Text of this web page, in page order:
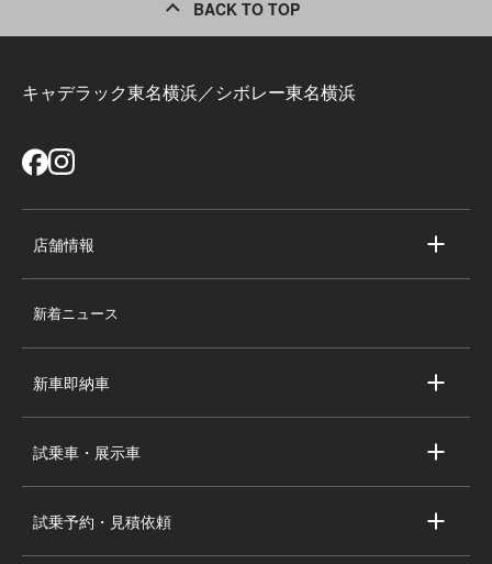
BACK TO TOP
キャデラック東名横浜／シボレー東名横浜
店舗情報
スタッフ紹介
個人情報の取り扱い
新着ニュース
新車即納車
シボレー新車即納車
試乗車・展示車
シボレー試乗車・展示車
試乗予約・見積依頼